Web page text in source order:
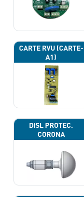
CARTE RVU (CARTE-
A1)
DISL PROTEC.
CORONA